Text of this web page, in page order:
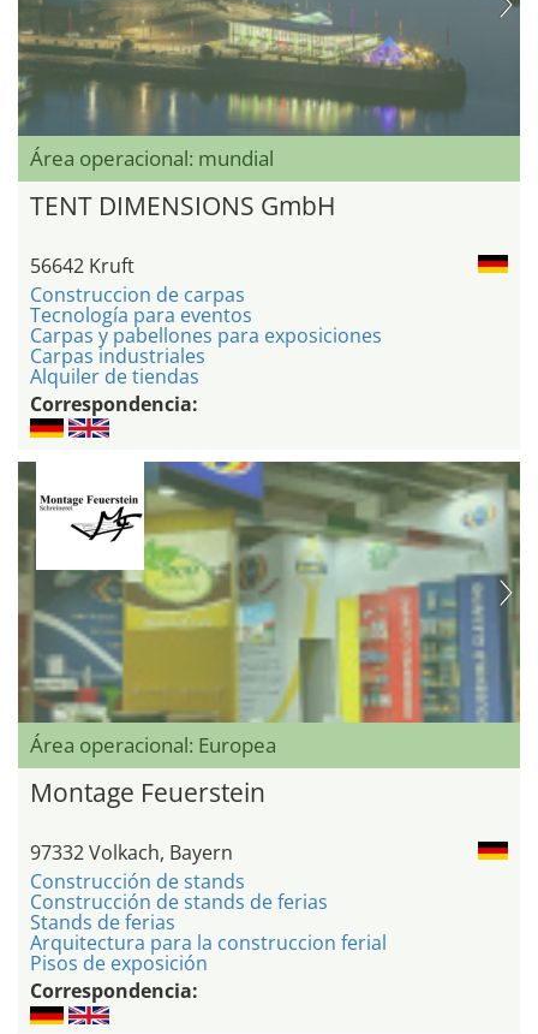
Área operacional: mundial
TENT DIMENSIONS GmbH
56642 Kruft
Construccion de carpas
Tecnología para eventos
Carpas y pabellones para exposiciones
Carpas industriales
Alquiler de tiendas
Correspondencia:
Área operacional: Europea
Montage Feuerstein
97332 Volkach, Bayern
Construcción de stands
Construcción de stands de ferias
Stands de ferias
Arquitectura para la construccion ferial
Pisos de exposición
Correspondencia: